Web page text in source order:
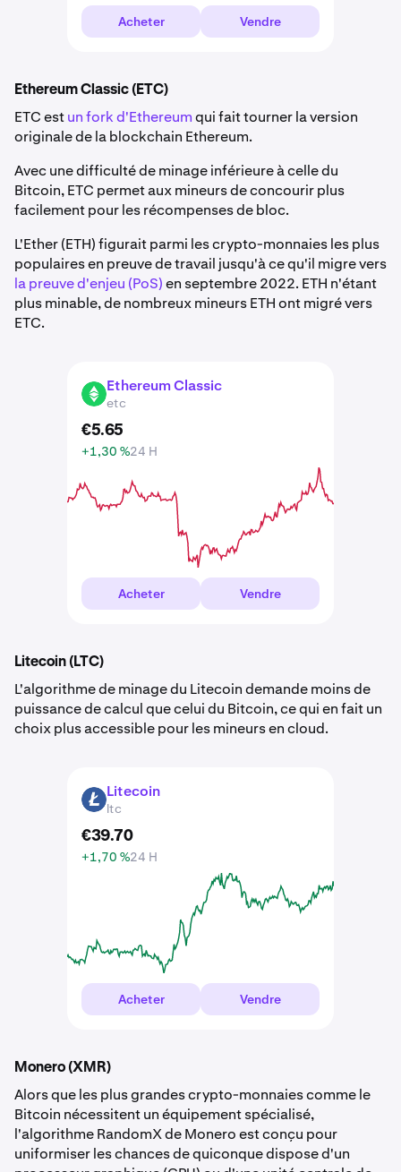
Acheter Vendre
Ethereum Classic (ETC)
ETC estun fork d'Ethereumqui fait tourner la version
originale de la blockchain Ethereum.
Avec une difficulté de minage inférieure à celle du
Bitcoin, ETC permet aux mineurs de concourir plus
facilement pour les récompenses de bloc.
L'Ether (ETH) figurait parmi les crypto-monnaies les plus
populaires en preuve de travail jusqu'à ce qu'il migre vers
la preuve d'enjeu (PoS)en septembre 2022. ETH n'étant
plus minable, de nombreux mineurs ETH ont migré vers
ETC.
ETC Ethereum Classic
etc
€5.65
+1,30 %24 H
Acheter Vendre
Litecoin (LTC)
L'algorithme de minage du Litecoin demande moins de
puissance de calcul que celui du Bitcoin, ce qui en fait un
choix plus accessible pour les mineurs en cloud.
LTC Litecoin
ltc
€39.70
+1,70 %24 H
Acheter Vendre
Monero (XMR)
Alors que les plus grandes crypto-monnaies comme le
Bitcoin nécessitent un équipement spécialisé,
l'algorithme RandomX de Monero est conçu pour
uniformiser les chances de quiconque dispose d'un